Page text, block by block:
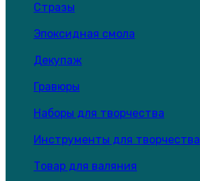
Стразы
Эпоксидная смола
Декупаж
Гравюры
Наборы для творчества
Инструменты для творчества
Товар для валяния